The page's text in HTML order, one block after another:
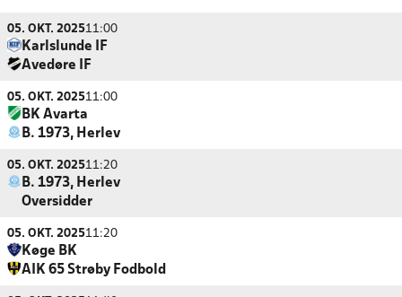
05. OKT. 202511:00
Karlslunde IF
Avedøre IF
05. OKT. 202511:00
BK Avarta
B. 1973, Herlev
05. OKT. 202511:20
B. 1973, Herlev
Oversidder
05. OKT. 202511:20
Køge BK
AIK 65 Strøby Fodbold